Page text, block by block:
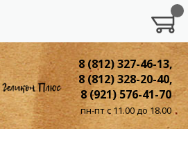
8 (812) 327-46-13,
8 (812) 328-20-40,
8 (921) 576-41-70
пн-пт с 11.00 до 18.00